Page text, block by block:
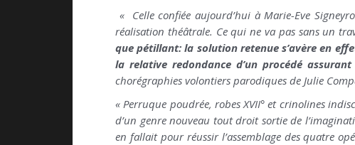
« Celle confiée aujourd’hui à Marie-Eve
réalisation théâtrale. Ce qui ne va pas sans un
que pétillant: la solution retenue s’avère en
la relative redondance d’un procédé
chorégraphies volontiers parodiques de Julie
« Perruque poudrée, robes XVII° et crinolines
d’un genre nouveau tout droit sortie de
en fallait pour réussir l’assemblage des quatre